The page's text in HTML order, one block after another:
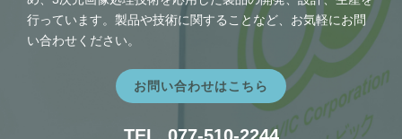
行っています。製品や技術に関することなど、お気軽にお問
い合わせください。
お問い合わせはこちら